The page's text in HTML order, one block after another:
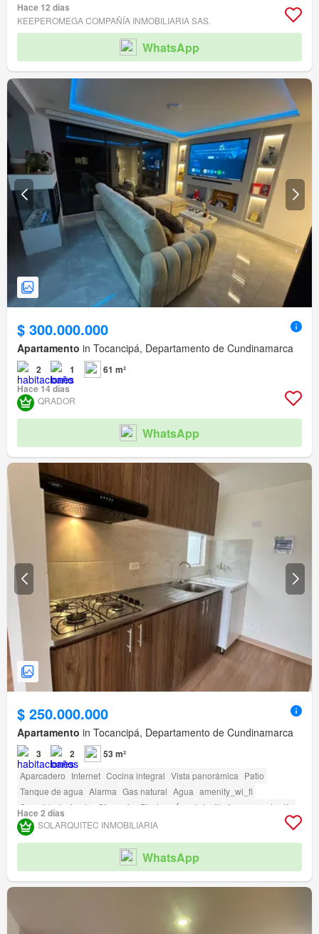
Hace 12 días
KEEPEROMEGA COMPAÑÍA INMOBILIARIA SAS.
WhatsApp
$ 300.000.000
Apartamento in Tocancipá, Departamento de Cundinamarca
2 1
61 m²
Hace 14 días
QRADOR
WhatsApp
$ 250.000.000
Apartamento in Tocancipá, Departamento de Cundinamarca
3 2 53 m²
Aparcadero Internet Cocina integral Vista panorámica Patio
Tanque de agua Alarma Gas natural Agua amenity_wi_fi
Seguridad privada
Gimnasio Piscina Área infantil Ascensor
Jardín
Vigilante
Barbecue Caseta de vigilancia
Acceso para personas con discapacidad
Hace 2 días
SOLARQUITEC INMOBILIARIA
WhatsApp